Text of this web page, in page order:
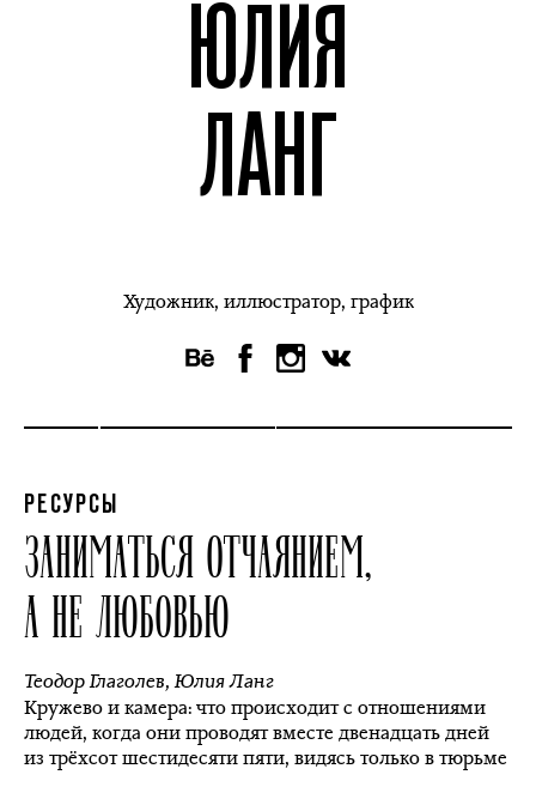
ЮЛИЯ
ЛАНГ
Художник, иллюстратор, график
РЕСУРСЫ
ЗАНИМАТЬСЯ ОТЧАЯНИЕМ,
А НЕ ЛЮБОВЬЮ
Теодор Глаголев,Юлия Ланг
Кружево и камера: что происходит с отношениями
людей, когда они проводят вместе двенадцать дней
из трёхсот шестидесяти пяти, видясь только в тюрьме